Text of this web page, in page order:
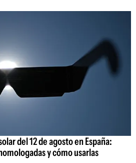
del 12 de agosto en España:
y cómo usarlas